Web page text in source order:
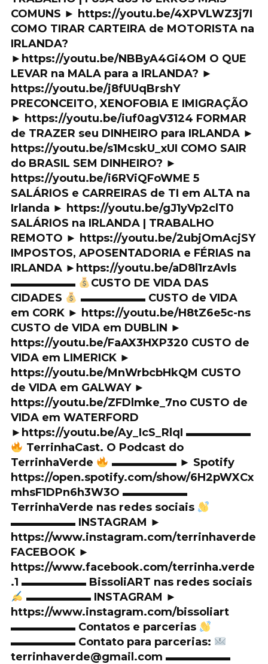
COMUNS ► https://youtu.be/4XPVLWZ3j7I
COMO TIRAR CARTEIRA de MOTORISTA na
IRLANDA?
►https://youtu.be/NBByA4Gi4OM O QUE
LEVAR na MALA para a IRLANDA? ►
https://youtu.be/j8fUUqBrshY
PRECONCEITO, XENOFOBIA E IMIGRAÇÃO
► https://youtu.be/iuf0agV3124 FORMAR
de TRAZER seu DINHEIRO para IRLANDA ►
https://youtu.be/s1McskU_xUI COMO SAIR
do BRASIL SEM DINHEIRO? ►
https://youtu.be/i6RViQFoWME 5
SALÁRIOS e CARREIRAS de TI em ALTA na
Irlanda ► https://youtu.be/gJ1yVp2clT0
SALÁRIOS na IRLANDA | TRABALHO
REMOTO ► https://youtu.be/2ubjOmAcjSY
IMPOSTOS, APOSENTADORIA e FÉRIAS na
IRLANDA ►https://youtu.be/aD8l1rzAvls
▬▬▬▬▬▬
CUSTO DE VIDA DAS
CIDADES
▬▬▬▬▬▬ CUSTO de VIDA
em CORK ► https://youtu.be/H8tZ6e5c-ns
CUSTO de VIDA em DUBLIN ►
https://youtu.be/FaAX3HXP320 CUSTO de
VIDA em LIMERICK ►
https://youtu.be/MnWrbcbHkQM CUSTO
de VIDA em GALWAY ►
https://youtu.be/ZFDlmke_7no CUSTO de
VIDA em WATERFORD
►https://youtu.be/Ay_IcS_RlqI ▬▬▬▬▬▬
TerrinhaCast. O Podcast do
TerrinhaVerde
▬▬▬▬▬▬ ► Spotify
https://open.spotify.com/show/6H2pWXCx
mhsF1DPn6h3W3O ▬▬▬▬▬▬
TerrinhaVerde nas redes sociais
▬▬▬▬▬▬ INSTAGRAM ►
https://www.instagram.com/terrinhaverde
FACEBOOK ►
https://www.facebook.com/terrinha.verde
.1 ▬▬▬▬▬▬ BissoliART nas redes sociais
▬▬▬▬▬▬ INSTAGRAM ►
https://www.instagram.com/bissoliart
▬▬▬▬▬▬ Contatos e parcerias
▬▬▬▬▬▬ Contato para parcerias:
terrinhaverde@gmail.com ▬▬▬▬▬▬